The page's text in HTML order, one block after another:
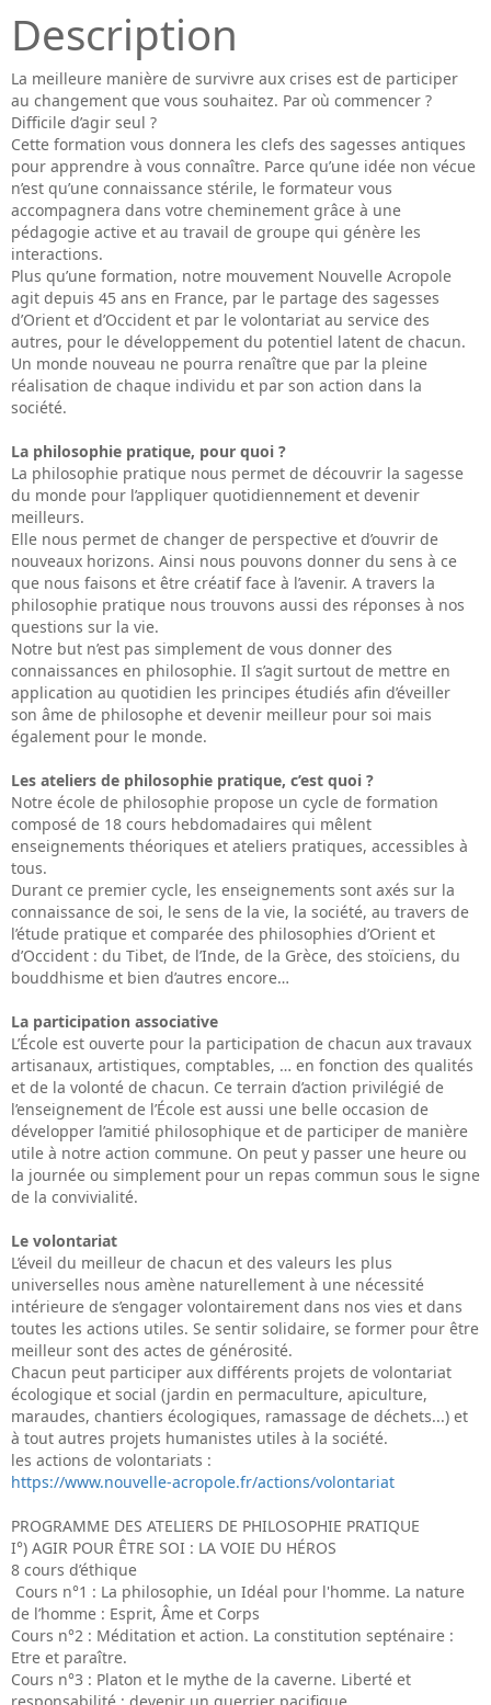
Description
La meilleure manière de survivre aux crises est de participer
au changement que vous souhaitez. Par où commencer ?
Difficile d’agir seul ?
Cette formation vous donnera les clefs des sagesses antiques
pour apprendre à vous connaître. Parce qu’une idée non vécue
n’est qu’une connaissance stérile, le formateur vous
accompagnera dans votre cheminement grâce à une
pédagogie active et au travail de groupe qui génère les
interactions.
Plus qu’une formation, notre mouvement Nouvelle Acropole
agit depuis 45 ans en France, par le partage des sagesses
d’Orient et d’Occident et par le volontariat au service des
autres, pour le développement du potentiel latent de chacun.
Un monde nouveau ne pourra renaître que par la pleine
réalisation de chaque individu et par son action dans la
société.
La philosophie pratique, pour quoi ?
La philosophie pratique nous permet de découvrir la sagesse
du monde pour l’appliquer quotidiennement et devenir
meilleurs.
Elle nous permet de changer de perspective et d’ouvrir de
nouveaux horizons. Ainsi nous pouvons donner du sens à ce
que nous faisons et être créatif face à l’avenir. A travers la
philosophie pratique nous trouvons aussi des réponses à nos
questions sur la vie.
Notre but n’est pas simplement de vous donner des
connaissances en philosophie. Il s’agit surtout de mettre en
application au quotidien les principes étudiés afin d’éveiller
son âme de philosophe et devenir meilleur pour soi mais
également pour le monde.
Les ateliers de philosophie pratique, c’est quoi ?
Notre école de philosophie propose un cycle de formation
composé de 18 cours hebdomadaires qui mêlent
enseignements théoriques et ateliers pratiques, accessibles à
tous.
Durant ce premier cycle, les enseignements sont axés sur la
connaissance de soi, le sens de la vie, la société, au travers de
l’étude pratique et comparée des philosophies d’Orient et
d’Occident : du Tibet, de l’Inde, de la Grèce, des stoïciens, du
bouddhisme et bien d’autres encore…
La participation associative
L’École est ouverte pour la participation de chacun aux travaux
artisanaux, artistiques, comptables, … en fonction des qualités
et de la volonté de chacun. Ce terrain d’action privilégié de
l’enseignement de l’École est aussi une belle occasion de
développer l’amitié philosophique et de participer de manière
utile à notre action commune. On peut y passer une heure ou
la journée ou simplement pour un repas commun sous le signe
de la convivialité.
Le volontariat
L’éveil du meilleur de chacun et des valeurs les plus
universelles nous amène naturellement à une nécessité
intérieure de s’engager volontairement dans nos vies et dans
toutes les actions utiles. Se sentir solidaire, se former pour être
meilleur sont des actes de générosité.
Chacun peut participer aux différents projets de volontariat
écologique et social (jardin en permaculture, apiculture,
maraudes, chantiers écologiques, ramassage de déchets...) et
à tout autres projets humanistes utiles à la société.
les actions de volontariats :
https://www.nouvelle-acropole.fr/actions/volontariat
PROGRAMME DES ATELIERS DE PHILOSOPHIE PRATIQUE
I°) AGIR POUR ÊTRE SOI : LA VOIE DU HÉROS
8 cours d’éthique
Cours n°1 : La philosophie, un Idéal pour l'homme. La nature
de l’homme : Esprit, Âme et Corps
Cours n°2 : Méditation et action. La constitution septénaire :
Etre et paraître.
Cours n°3 : Platon et le mythe de la caverne. Liberté et
responsabilité : devenir un guerrier pacifique.